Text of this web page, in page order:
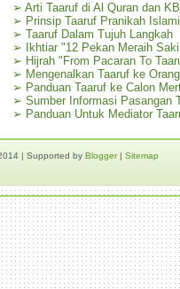
➢ Arti Taaruf di Al Quran dan
➢ Prinsip Taaruf Pranikah Islami
➢ Taaruf Dalam Tujuh Langkah
➢
Ikhtiar "12 Pekan Meraih
➢ Hijrah "From Pacaran To
➢ Mengenalkan Taaruf ke
➢ Panduan Taaruf ke Calon
➢ Sumber Informasi Pasangan
➢ Panduan Untuk Mediator
| Supported by Blogger| Sitemap